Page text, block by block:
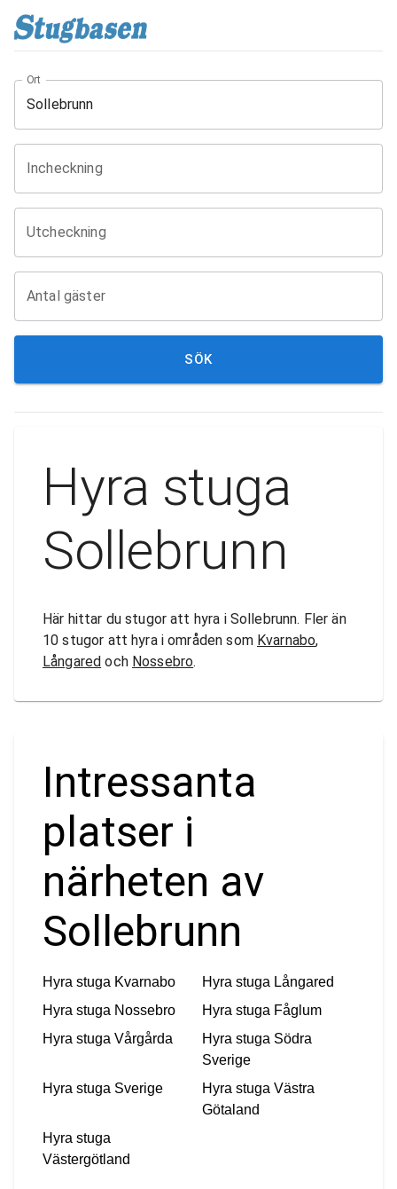
Ort
Incheckning
Utcheckning
Antal gäster
SÖK
Hyra stuga
Sollebrunn
Här hittar du stugor att hyra i Sollebrunn. Fler än
10 stugor att hyra i områden som Kvarnabo,
Långared och Nossebro.
Intressanta
platser i
närheten av
Sollebrunn
Hyra stuga Kvarnabo Hyra stuga Långared
Hyra stuga Nossebro Hyra stuga Fåglum
Hyra stuga Vårgårda Hyra stuga Södra
Sverige
Hyra stuga Sverige Hyra stuga Västra
Götaland
Hyra stuga
Västergötland